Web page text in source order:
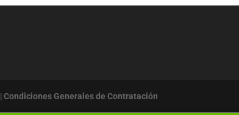
|Condiciones Generales de Contratación